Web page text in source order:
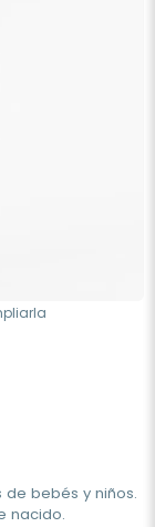
de bebés y niños.
nacido.